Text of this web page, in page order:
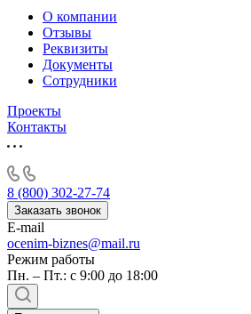
О компании
Отзывы
Реквизиты
Документы
Сотрудники
Проекты
Контакты
8 (800) 302-27-74
Заказать звонок
E-mail
ocenim-biznes@mail.ru
Режим работы
Пн. – Пт.: с 9:00 до 18:00